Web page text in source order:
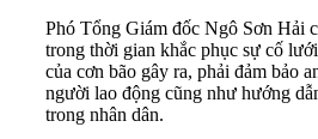
Phó Tổng Giám đốc Ngô Sơn Hải
trong thời gian khắc phục sự cố
của cơn bão gây ra, phải đảm bảo
người lao động cũng như hướng
trong nhân dân.